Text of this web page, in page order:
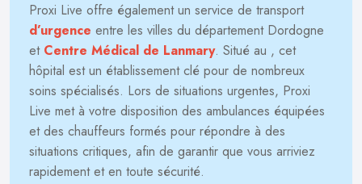
Proxi Live offre également un service de transport
d’urgence entre les villes du département Dordogne
et Centre Médical de Lanmary. Situé au , cet
hôpital est un établissement clé pour de nombreux
soins spécialisés. Lors de situations urgentes, Proxi
Live met à votre disposition des ambulances équipées
et des chauffeurs formés pour répondre à des
situations critiques, afin de garantir que vous arriviez
rapidement et en toute sécurité.